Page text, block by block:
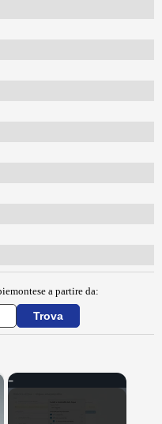
a partire da: